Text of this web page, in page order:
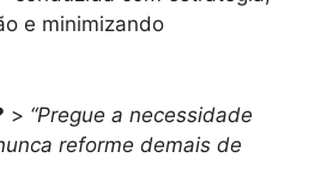
e minimizando
> “Pregue a necessidade
reforme demais de